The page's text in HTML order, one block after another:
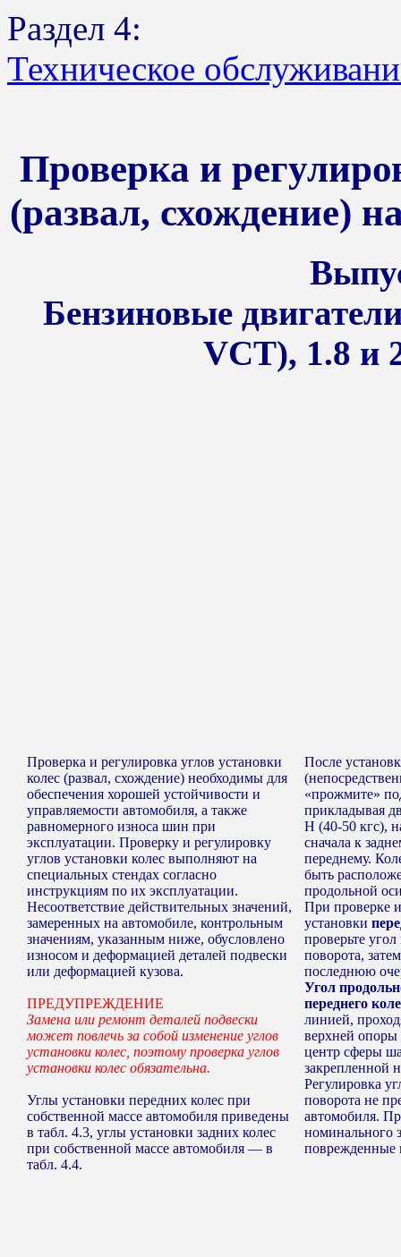
Раздел 4:
Техническое
Проверка и
(развал, схождение)
Бензиновые
VCT), 1.8 и
Проверка и регулировка углов установки
колес (развал, схождение) необходимы для
обеспечения хорошей устойчивости и
управляемости автомобиля, а также
равномерного износа шин при
эксплуатации. Проверку и регулировку
углов установки колес выполняют на
специальных стендах согласно
инструкциям по их эксплуатации.
Несоответствие действительных значений,
замеренных на автомобиле, контрольным
значениям, указанным ниже, обусловлено
износом и деформацией деталей подвески
или деформацией кузова.
ПРЕДУПРЕЖДЕНИЕ
Замена или ремонт деталей подвески
может повлечь за собой изменение углов
установки колес, поэтому проверка углов
установки колес обязательна.
Углы установки передних колес при
собственной массе автомобиля приведены
в табл. 4.3, углы установки задних колес
при собственной массе автомобиля — в
табл. 4.4.
После
«прожмите»
прикладывая
Н (40-50 кгс),
сначала к
переднему.
быть
продольной
При проверке
установки
проверьте
поворота,
последнюю
Угол
переднего
линией,
верхней опоры
центр сферы
закрепленной
Регулировка
поворота не
автомобиля.
номинального
поврежденные